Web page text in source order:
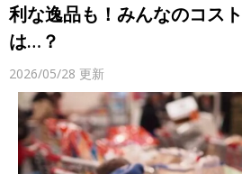
利な逸品も！みんなのコス
は…？
2026/05/28 更新